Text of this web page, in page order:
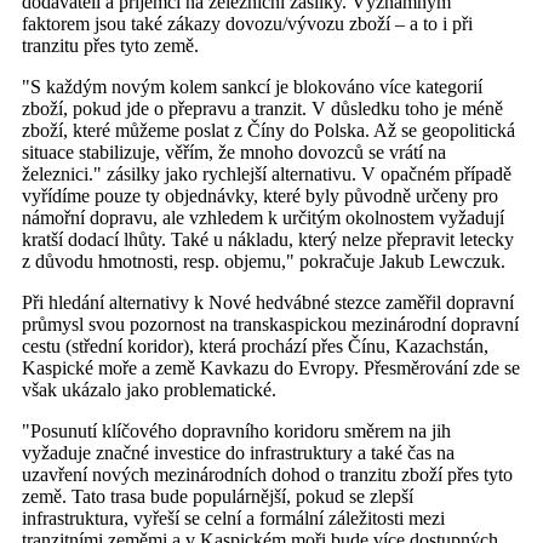
faktorem jsou také zákazy dovozu/vývozu zboží – a to i při
tranzitu přes tyto země.
"S každým novým kolem sankcí je blokováno více kategorií
zboží, pokud jde o přepravu a tranzit. V důsledku toho je méně
zboží, které můžeme poslat z Číny do Polska. Až se geopolitická
situace stabilizuje, věřím, že mnoho dovozců se vrátí na
železnici." zásilky jako rychlejší alternativu. V opačném případě
vyřídíme pouze ty objednávky, které byly původně určeny pro
námořní dopravu, ale vzhledem k určitým okolnostem vyžadují
kratší dodací lhůty. Také u nákladu, který nelze přepravit letecky
z důvodu hmotnosti, resp. objemu," pokračuje Jakub Lewczuk.
Při hledání alternativy k Nové hedvábné stezce zaměřil dopravní
průmysl svou pozornost na transkaspickou mezinárodní dopravní
cestu (střední koridor), která prochází přes Čínu, Kazachstán,
Kaspické moře a země Kavkazu do Evropy. Přesměrování zde se
však ukázalo jako problematické.
"Posunutí klíčového dopravního koridoru směrem na jih
vyžaduje značné investice do infrastruktury a také čas na
uzavření nových mezinárodních dohod o tranzitu zboží přes tyto
země. Tato trasa bude populárnější, pokud se zlepší
infrastruktura, vyřeší se celní a formální záležitosti mezi